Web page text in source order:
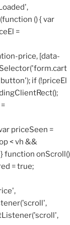
(function () { var
=
price, [data-
if (!priceEl
priceSeen =
< vh &&
function onScroll()
= true;